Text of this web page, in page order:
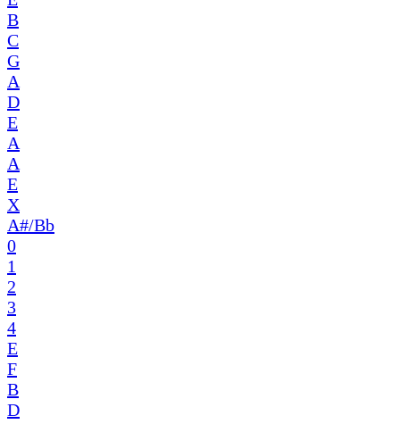
B
C
G
A
D
E
A
A
E
X
A#/Bb
0
1
2
3
4
E
F
B
D